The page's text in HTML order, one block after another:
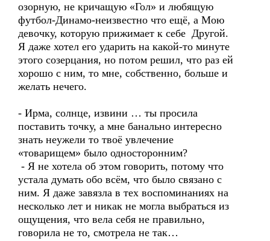
озорную, не кричащую «Гол» и любящую
футбол-Динамо-неизвестно что ещё, а Мою
девочку, которую прижимает к себе Другой.
Я даже хотел его ударить на какой-то минуте
этого созерцания, но потом решил, что раз ей
хорошо с ним, то мне, собственно, больше и
желать нечего.
- Ирма, солнце, извини … ты просила
поставить точку, а мне банально интересно
знать неужели то твоё увлечение
«товарищем» было односторонним?
- Я не хотела об этом говорить, потому что
устала думать обо всём, что было связано с
ним. Я даже завязла в тех воспоминаниях на
несколько лет и никак не могла выбраться из
ощущения, что вела себя не правильно,
говорила не то, смотрела не так…